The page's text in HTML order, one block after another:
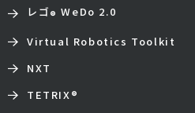
レゴ® WeDo 2.0
Virtual Robotics Toolkit
NXT
TETRIX®